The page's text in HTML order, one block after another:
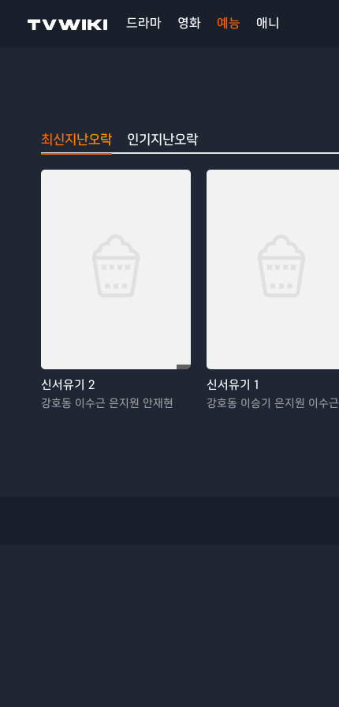
드라마 영화 예능 애니
최신지난오락 인기지난오락
신서유기 2
강호동 이수근 은지원 안재현
신서유기 1
강호동 이승기 은지원 이수근